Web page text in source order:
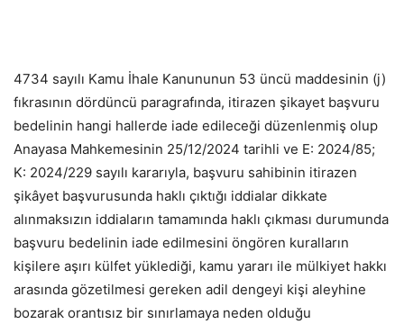
4734 sayılı Kamu İhale Kanununun 53 üncü maddesinin (j)
fıkrasının dördüncü paragrafında, itirazen şikayet başvuru
bedelinin hangi hallerde iade edileceği düzenlenmiş olup
Anayasa Mahkemesinin 25/12/2024 tarihli ve E: 2024/85;
K: 2024/229 sayılı kararıyla, başvuru sahibinin itirazen
şikâyet başvurusunda haklı çıktığı iddialar dikkate
alınmaksızın iddiaların tamamında haklı çıkması durumunda
başvuru bedelinin iade edilmesini öngören kuralların
kişilere aşırı külfet yüklediği, kamu yararı ile mülkiyet hakkı
arasında gözetilmesi gereken adil dengeyi kişi aleyhine
bozarak orantısız bir sınırlamaya neden olduğu